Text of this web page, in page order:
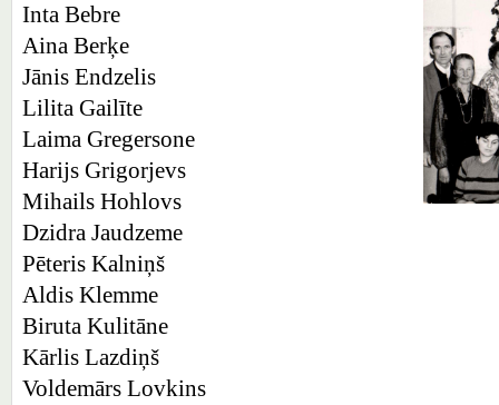
Inta Bebre
Aina Berķe
Jānis Endzelis
Lilita Gailīte
Laima Gregersone
Harijs Grigorjevs
Mihails Hohlovs
Dzidra Jaudzeme
Pēteris Kalniņš
Aldis Klemme
Biruta Kulitāne
Kārlis Lazdiņš
Voldemārs Lovkins